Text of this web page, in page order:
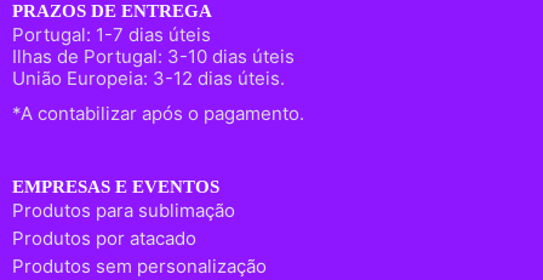
PRAZOS DE ENTREGA
Portugal: 1-7 dias úteis
Ilhas de Portugal: 3-10 dias úteis
União Europeia: 3-12 dias úteis.
*A contabilizar após o pagamento.
EMPRESAS E EVENTOS
Produtos para sublimação
Produtos por atacado
Produtos sem personalização